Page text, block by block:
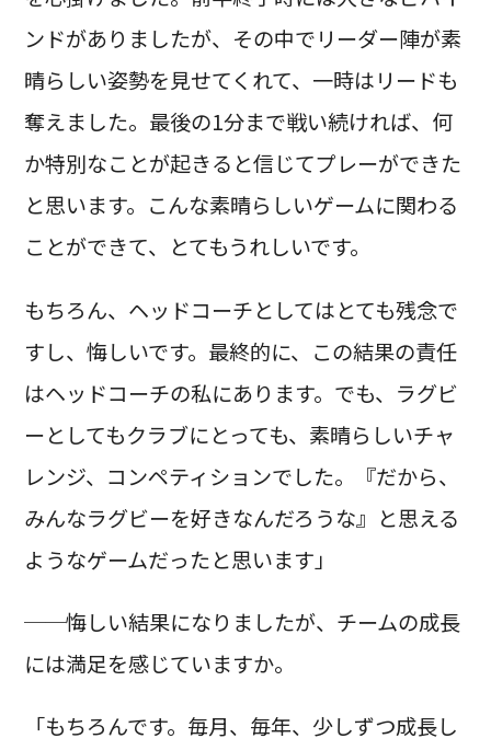
ンドがありましたが、その中でリーダー陣が素
晴らしい姿勢を見せてくれて、一時はリードも
奪えました。最後の1分まで戦い続ければ、何
か特別なことが起きると信じてプレーができた
と思います。こんな素晴らしいゲームに関わる
ことができて、とてもうれしいです。
もちろん、ヘッドコーチとしてはとても残念で
すし、悔しいです。最終的に、この結果の責任
はヘッドコーチの私にあります。でも、ラグビ
ーとしてもクラブにとっても、素晴らしいチャ
レンジ、コンペティションでした。『だから、
みんなラグビーを好きなんだろうな』と思える
ようなゲームだったと思います」
──悔しい結果になりましたが、チームの成長
には満足を感じていますか。
「もちろんです。毎月、毎年、少しずつ成長し